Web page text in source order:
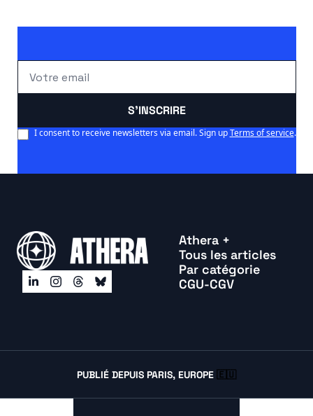
S'INSCRIRE
I consent to receive newsletters via email. Sign up Terms of service.
Athera +
Tous les articles
Par catégorie
CGU-CGV
PUBLIÉ DEPUIS PARIS, EUROPE 🇪🇺